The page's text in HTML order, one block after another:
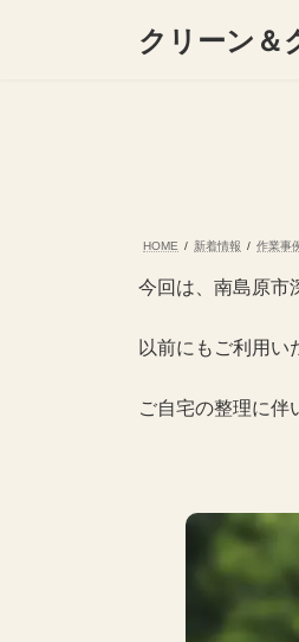
クリーン＆
HOME 新着情報 作業事
今回は、南島原市
以前にもご利用い
ご自宅の整理に伴